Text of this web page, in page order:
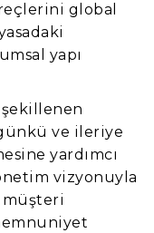
global
yapı
ve ileriye
yardımcı
vizyonuyla